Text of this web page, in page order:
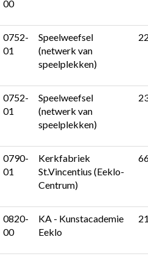
00
0752-
01
Speelweefsel
(netwerk van
speelplekken)
0752-
01
Speelweefsel
(netwerk van
speelplekken)
0790-
01
Kerkfabriek
St.Vincentius (Eeklo-
Centrum)
0820-
00
KA - Kunstacademie
Eeklo